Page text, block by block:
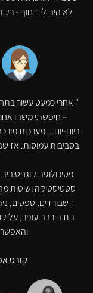
לא היה לי דחוף - רק
" אחרי כמעט עשור
– חיפשתי משהו
ביום-יום... מערכות
בסביבות עמוסות. אז
פסיכולוגיה
סטטיסטיקה ושיטות
דשבורדים, טפסים,
תודה רבה עופר, על
קורס